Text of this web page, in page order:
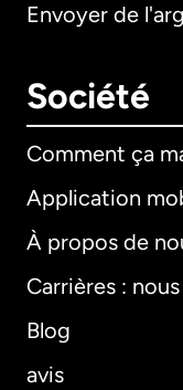
Envoyer de
Société
Comment ça
Application
À propos de
Carrières :
Blog
avis